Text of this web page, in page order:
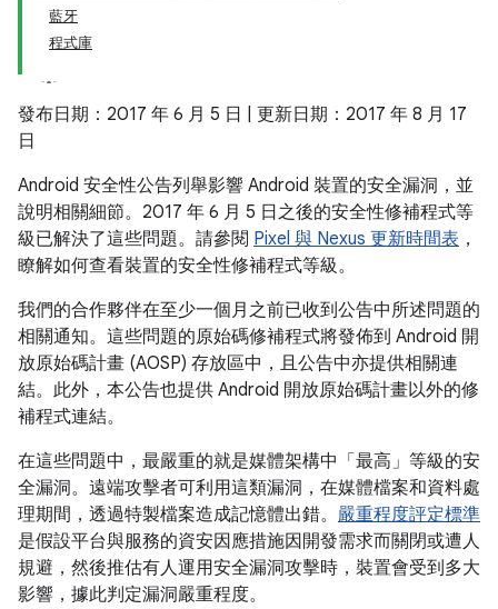
藍牙
程式庫
發布日期：2017 年 6 月 5 日 | 更新日期：2017 年 8 月 17
日
Android 安全性公告列舉影響 Android 裝置的安全漏洞，並
說明相關細節。2017 年 6 月 5 日之後的安全性修補程式等
級已解決了這些問題。請參閱 Pixel 與 Nexus 更新時間表 ，
瞭解如何查看裝置的安全性修補程式等級。
我們的合作夥伴在至少一個月之前已收到公告中所述問題的
相關通知。這些問題的原始碼修補程式將發佈到 Android 開
放原始碼計畫 (AOSP) 存放區中，且公告中亦提供相關連
結。此外，本公告也提供 Android 開放原始碼計畫以外的修
補程式連結。
在這些問題中，最嚴重的就是媒體架構中「最高」等級的安
全漏洞。遠端攻擊者可利用這類漏洞，在媒體檔案和資料處
理期間，透過特製檔案造成記憶體出錯。 嚴重程度評定標準
是假設平台與服務的資安因應措施因開發需求而關閉或遭人
規避，然後推估有人運用安全漏洞攻擊時，裝置會受到多大
影響，據此判定漏洞嚴重程度。